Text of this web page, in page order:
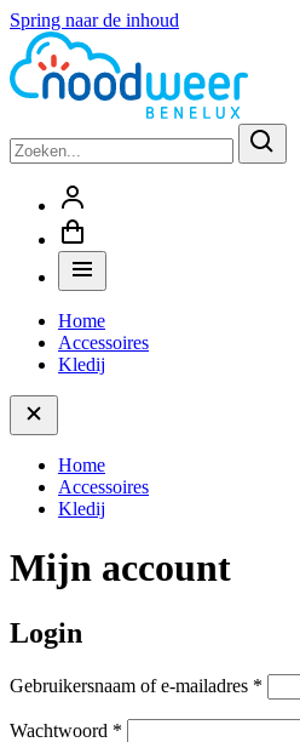
Spring naar de inhoud
Home
Accessoires
Kledij
Home
Accessoires
Kledij
Mijn account
Login
Gebruikersnaam of e-mailadres *
Wachtwoord *